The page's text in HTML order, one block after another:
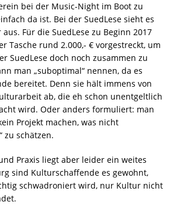
bei der Music-Night im Boot zu
da ist. Bei der SuedLese sieht es
Für die SuedLese zu Beginn 2017
Tasche rund 2.000,- € vorgestreckt, um
SuedLese doch noch zusammen zu
man „suboptimal“ nennen, da es
bereitet. Denn sie hält immens von
ab, die eh schon unentgeltlich
wird. Oder anders formuliert: man
Projekt machen, was nicht
zu schätzen.
Praxis liegt aber leider ein weites
sind Kulturschaffende es gewohnt,
schwadroniert wird, nur Kultur nicht